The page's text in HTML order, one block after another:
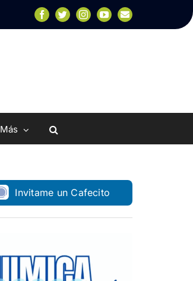
Facebook
TwitterInstagram
YouTubeEmail
Más
Invitame un Cafecito